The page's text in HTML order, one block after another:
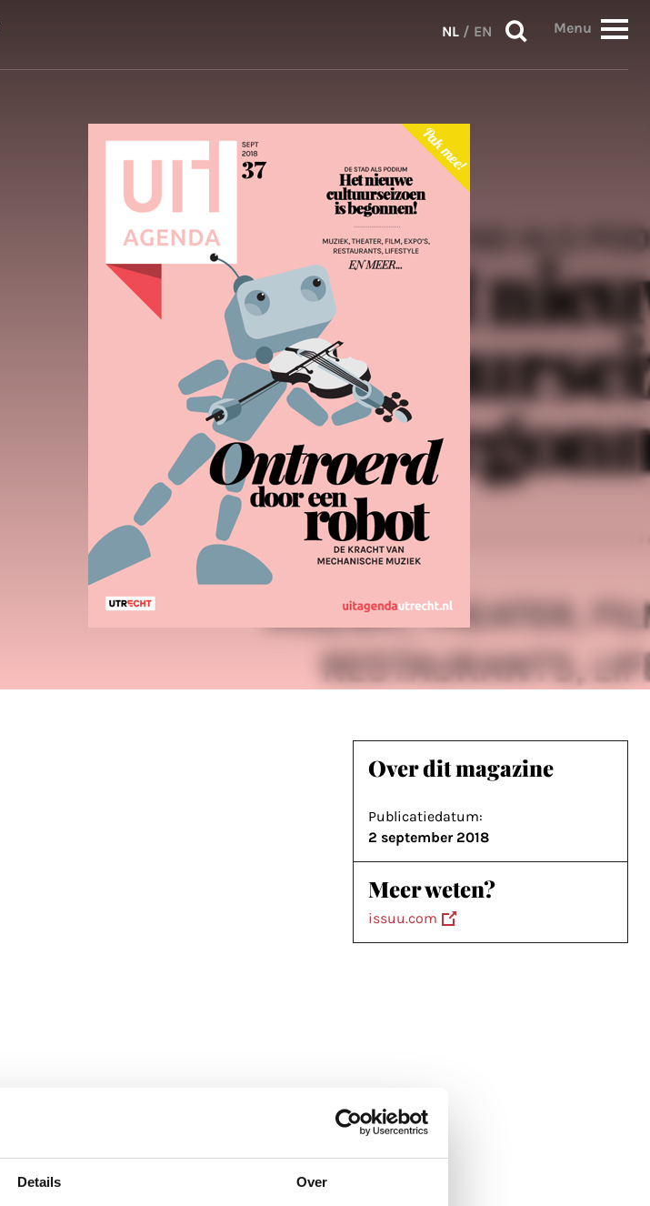
Details Over
NL / EN Menu
Over dit magazine
Publicatiedatum:
2 september 2018
Meer weten?
issuu.com